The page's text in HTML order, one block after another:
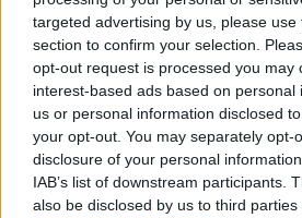
targeted advertising by us, please
section to confirm your selection.
opt-out request is processed you may
interest-based ads based on personal
us or personal information disclosed
your opt-out. You may separately opt-
disclosure of your personal
IAB’s list of downstream participants.
also be disclosed by us to third parties
UUTISET
Leskeneläke ei kuulu
Kela muistuttaa
ikärajasta